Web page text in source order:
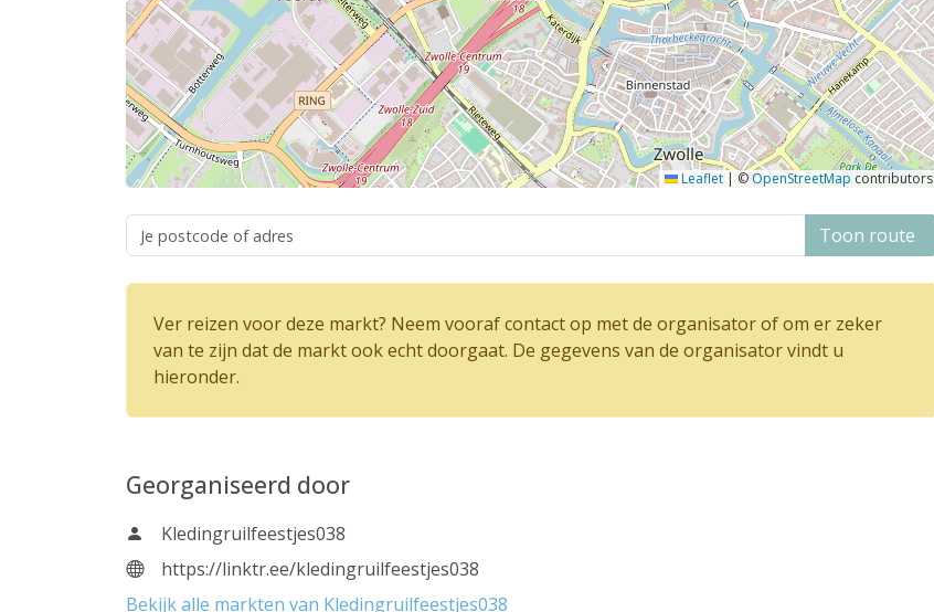
Leaflet |© OpenStreetMapcontributors
Toon route
Ver reizen voor deze markt? Neem vooraf contact op met de organisator of om er zeker
van te zijn dat de markt ook echt doorgaat. De gegevens van de organisator vindt u
hieronder.
Georganiseerd door
Kledingruilfeestjes038
https://linktr.ee/kledingruilfeestjes038
Bekijk alle markten van Kledingruilfeestjes038